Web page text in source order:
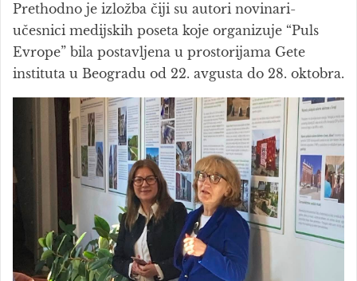
Prethodno je izložba čiji su autori novinari-
učesnici medijskih poseta koje organizuje “Puls
Evrope” bila postavljena u prostorijama Gete
instituta u Beogradu od 22. avgusta do 28. oktobra.